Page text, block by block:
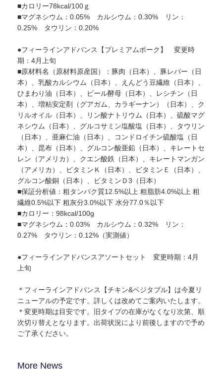
■カロリー78kcal/100ｇ
■マグネシウム：0.05% カルシウム：0.30% リン：
0.25% タウリン：0.20%
●フィーラインアドバンス【プレミアムポーク】 変更時
期：4月上旬
■原材料名（原材料原産国）：豚肉（日本）、豚レバー（日
本）、乳酸カルシウム（日本）、えんどう豆繊維（日本）、
ひまわり油（日本）、ビール酵母（日本）、レシチン（日
本）、増粘安定剤（グアガム、カラギーナン）（日本）、ク
リルオイル（日本）、リン酸ナトリウム（日本）、硫酸マグ
ネシウム（日本）、グルコサミン塩酸塩（日本）、タウリン
（日本）、亜麻仁油（日本）、コンドロイチン硫酸塩（日
本）、昆布（日本）、グルコン酸亜鉛（日本）、キレートセ
レン（アメリカ）、クエン酸鉄（日本）、キレートマンガン
（アメリカ）、ビタミンＫ（日本）、ビタミンＥ（日本）、
グルコン酸銅（日本）、ビタミンＤ3（日本）
■保証分析値：粗タンパク質12.5%以上 粗脂肪4.0%以上 粗
繊維0.5%以下 粗灰分3.0%以下 水分77.0％以下
■カロリー：98kcal/100g
■マグネシウム：0.03% カルシウム：0.32% リン：
0.27% タウリン：0.12%（実測値）
●フィーラインアドバンスアソートセット 変更時期：4月
上旬
＊フィーラインアドバンス【チキン&ベジタブル】は今夏リ
ニューアルの予定です。詳しくは改めてご案内いたします。
＊変更時期は目安です。旧タイプの在庫がなくなり次第、順
次切り替えとなります。出荷状況により前後しますので予め
ご了承ください。
More News